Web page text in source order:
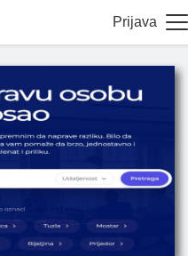
Prijava